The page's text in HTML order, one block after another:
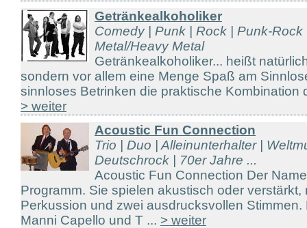
Getränkealkoholiker
Comedy | Punk | Rock | Punk-
Metal/Heavy Metal
Getränkealkoholiker... heißt
sondern vor allem eine Menge Spaß am
sinnloses Betrinken die praktische Kombination
> weiter
Acoustic Fun Connection
Trio | Duo | Alleinunterhalter |
Deutschrock | 70er Jahre ...
Acoustic Fun Connection Der
Programm. Sie spielen akustisch oder verstärkt,
Perkussion und zwei ausdrucksvollen
Manni Capello und T ... > weiter